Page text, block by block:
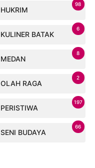
HUKRIM
98
KULINER BATAK
6
MEDAN
8
OLAH RAGA
2
PERISTIWA
197
SENI BUDAYA
66